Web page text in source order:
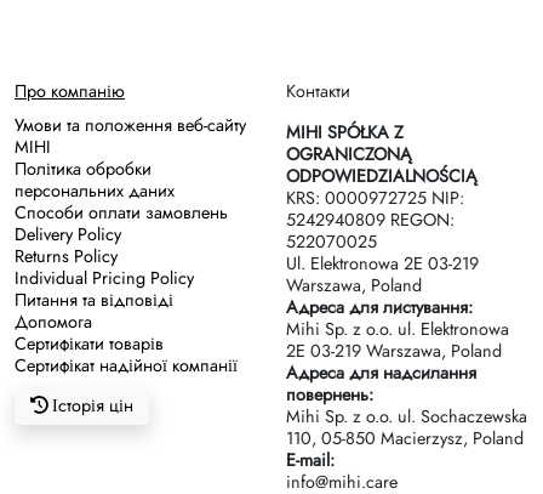
Про компанію
Умови та положення веб-сайту
MIHI
Політика обробки
персональних даних
Способи оплати замовлень
Delivery Policy
Returns Policy
Individual Pricing Policy
Питання та відповіді
Допомога
Сертифікати товарів
Сертифікат надійної компанії
Історія цін
Контакти
MIHI SPÓŁKA Z
OGRANICZONĄ
ODPOWIEDZIALNOŚCIĄ
KRS: 0000972725 NIP:
5242940809 REGON:
522070025
Ul. Elektronowa 2Е 03-219
Warszawa, Poland
Адреса для листування:
Mihi Sp. z o.o. ul. Elektronowa
2Е 03-219 Warszawa, Poland
Адреса для надсилання
повернень:
Mihi Sp. z o.o. ul. Sochaczewska
110, 05-850 Macierzysz, Poland
E-mail:
info@mihi.care